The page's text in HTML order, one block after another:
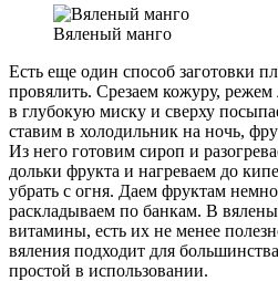
Вяленый манго
Есть еще один способ заготовки
провялить. Срезаем кожуру,
в глубокую миску и сверху
ставим в холодильник на ночь,
Из него готовим сироп и
дольки фрукта и нагреваем до
убрать с огня. Даем фруктам
раскладываем по банкам. В
витамины, есть их не менее
вяления подходит для большинства
простой в использовании.